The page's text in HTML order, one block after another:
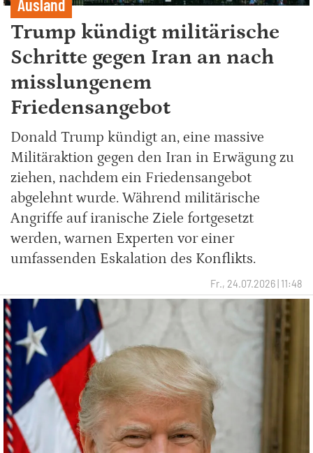
Ausland
Trump kündigt militärische
Schritte gegen Iran an nach
misslungenem
Friedensangebot
Donald Trump kündigt an, eine massive
Militäraktion gegen den Iran in Erwägung zu
ziehen, nachdem ein Friedensangebot
abgelehnt wurde. Während militärische
Angriffe auf iranische Ziele fortgesetzt
werden, warnen Experten vor einer
umfassenden Eskalation des Konflikts.
Fr., 24.07.2026 | 11:48